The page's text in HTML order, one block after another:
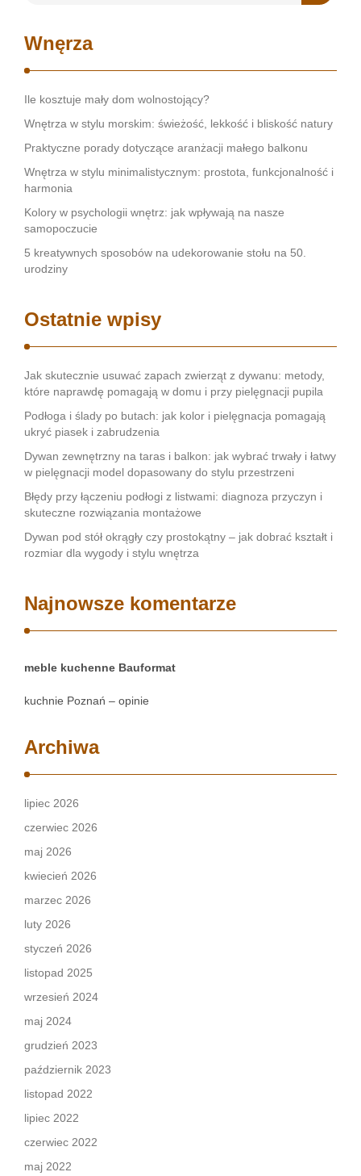
Wnęrza
Ile kosztuje mały dom wolnostojący?
Wnętrza w stylu morskim: świeżość, lekkość i bliskość natury
Praktyczne porady dotyczące aranżacji małego balkonu
Wnętrza w stylu minimalistycznym: prostota, funkcjonalność i
harmonia
Kolory w psychologii wnętrz: jak wpływają na nasze
samopoczucie
5 kreatywnych sposobów na udekorowanie stołu na 50.
urodziny
Ostatnie wpisy
Jak skutecznie usuwać zapach zwierząt z dywanu: metody,
które naprawdę pomagają w domu i przy pielęgnacji pupila
Podłoga i ślady po butach: jak kolor i pielęgnacja pomagają
ukryć piasek i zabrudzenia
Dywan zewnętrzny na taras i balkon: jak wybrać trwały i łatwy
w pielęgnacji model dopasowany do stylu przestrzeni
Błędy przy łączeniu podłogi z listwami: diagnoza przyczyn i
skuteczne rozwiązania montażowe
Dywan pod stół okrągły czy prostokątny – jak dobrać kształt i
rozmiar dla wygody i stylu wnętrza
Najnowsze komentarze
meble kuchenne Bauformat
kuchnie Poznań – opinie
Archiwa
lipiec 2026
czerwiec 2026
maj 2026
kwiecień 2026
marzec 2026
luty 2026
styczeń 2026
listopad 2025
wrzesień 2024
maj 2024
grudzień 2023
październik 2023
listopad 2022
lipiec 2022
czerwiec 2022
maj 2022